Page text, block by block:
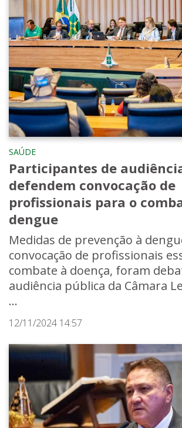
SAÚDE
Participantes de
defendem convocação de
profissionais para o
dengue
Medidas de prevenção à
convocação de profissionais
combate à doença, foram
audiência pública da Câmara
...
12/11/2024 14:57